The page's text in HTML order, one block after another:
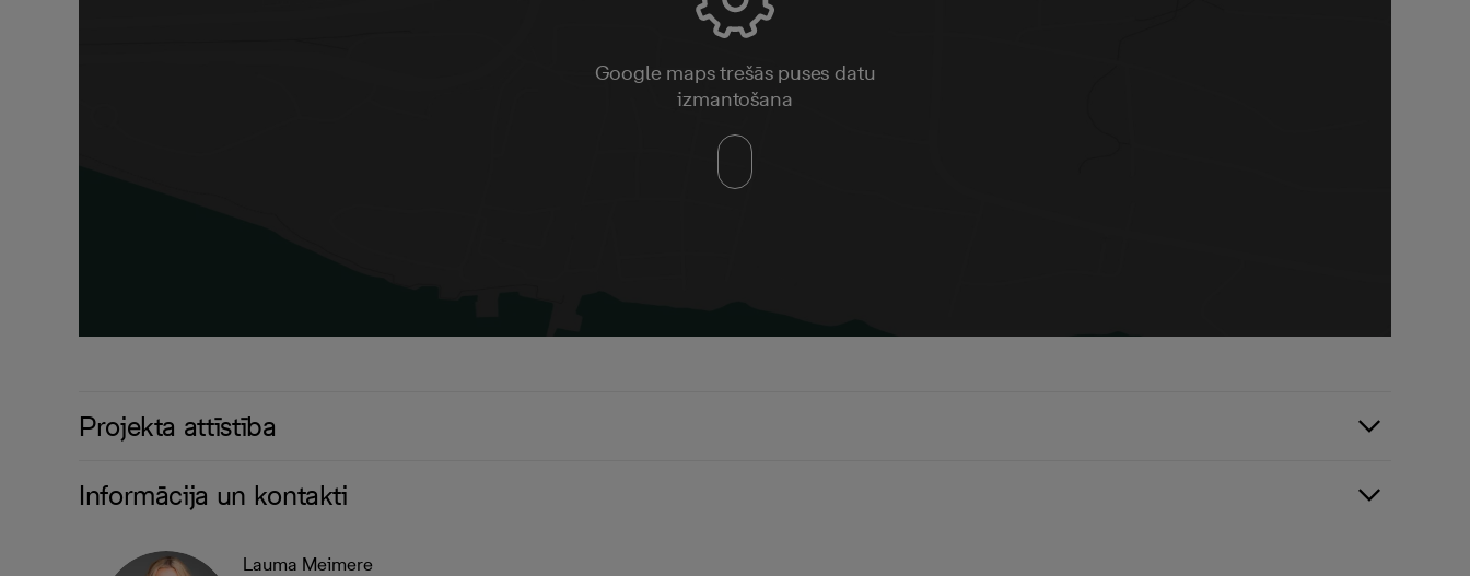
Google maps trešās puses datu
izmantošana
Projekta attīstība
Informācija un kontakti
Lauma Meimere